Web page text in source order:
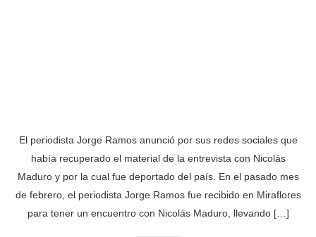
El periodista Jorge Ramos anunció por sus redes sociales que
había recuperado el material de la entrevista con Nicolás
Maduro y por la cual fue deportado del país. En el pasado mes
de febrero, el periodista Jorge Ramos fue recibido en Miraflores
para tener un encuentro con Nicolás Maduro, llevando […]